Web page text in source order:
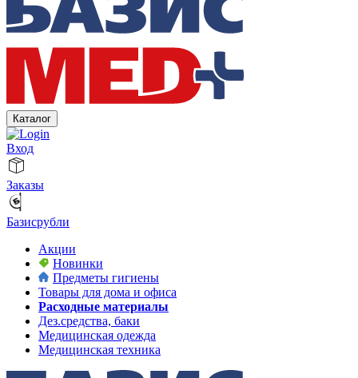
Каталог
Вход
Заказы
Базисрубли
Акции
Новинки
Предметы гигиены
Товары для дома и офиса
Расходные материалы
Дез.средства, баки
Медицинская одежда
Медицинская техника